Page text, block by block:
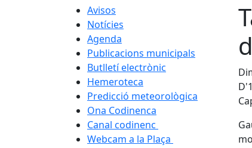
Avisos
Notícies
Agenda
Publicacions municipals
Butlletí electrònic
Hemeroteca
Predicció meteorològica
Ona Codinenca
Canal codinenc
Webcam a la Plaça